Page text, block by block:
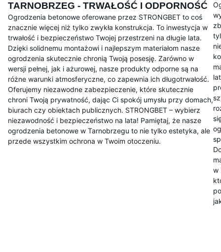
TARNOBRZEG - TRWAŁOŚĆ I ODPORNOŚĆ
Ogrodzenia betonowe oferowane przez STRONGBET to coś
znacznie więcej niż tylko zwykła konstrukcja. To inwestycja w
trwałość i bezpieczeństwo Twojej przestrzeni na długie lata.
Dzięki solidnemu montażowi i najlepszym materiałom nasze
ogrodzenia skutecznie chronią Twoją posesję. Zarówno w
wersji pełnej, jak i ażurowej, nasze produkty odporne są na
różne warunki atmosferyczne, co zapewnia ich długotrwałość.
Oferujemy niezawodne zabezpieczenie, które skutecznie
chroni Twoją prywatność, dając Ci spokój umysłu przy domach,
biurach czy obiektach publicznych. STRONGBET – wybierz
niezawodność i bezpieczeństwo na lata! Pamiętaj, że nasze
ogrodzenia betonowe w Tarnobrzegu to nie tylko estetyka, ale
przede wszystkim ochrona w Twoim otoczeniu.
w